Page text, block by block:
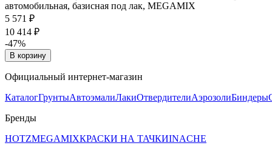
автомобильная, базисная под лак, MEGAMIX
5 571 ₽
10 414 ₽
-47%
В корзину
Официальный интернет-магазин
КаталогГрунтыАвтоэмалиЛакиОтвердителиАэрозолиБиндеры
Бренды
HOTZMEGAMIXКРАСКИ НА ТАЧКИINACHE